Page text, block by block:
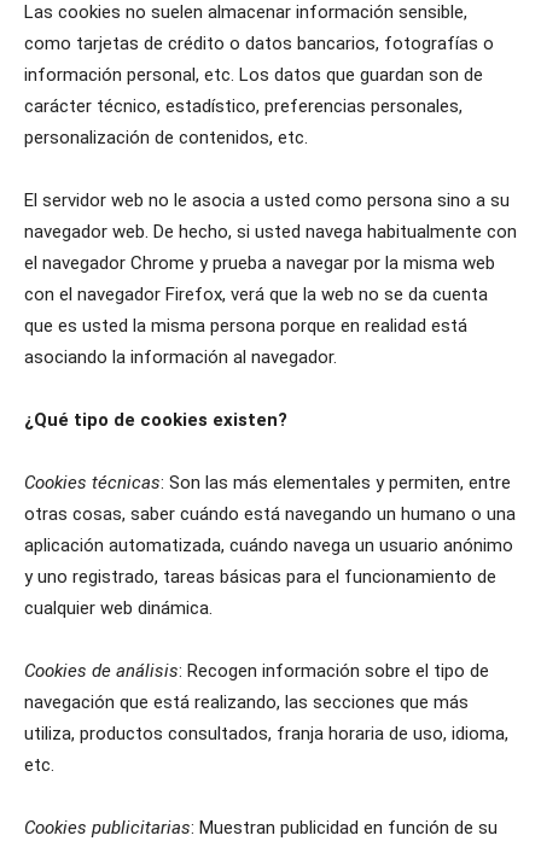
Las cookies no suelen almacenar información sensible,
como tarjetas de crédito o datos bancarios, fotografías o
información personal, etc. Los datos que guardan son de
carácter técnico, estadístico, preferencias personales,
personalización de contenidos, etc.
El servidor web no le asocia a usted como persona sino a su
navegador web. De hecho, si usted navega habitualmente con
el navegador Chrome y prueba a navegar por la misma web
con el navegador Firefox, verá que la web no se da cuenta
que es usted la misma persona porque en realidad está
asociando la información al navegador.
¿Qué tipo de cookies existen?
Cookies técnicas: Son las más elementales y permiten, entre
otras cosas, saber cuándo está navegando un humano o una
aplicación automatizada, cuándo navega un usuario anónimo
y uno registrado, tareas básicas para el funcionamiento de
cualquier web dinámica.
Cookies de análisis: Recogen información sobre el tipo de
navegación que está realizando, las secciones que más
utiliza, productos consultados, franja horaria de uso, idioma,
etc.
Cookies publicitarias: Muestran publicidad en función de su